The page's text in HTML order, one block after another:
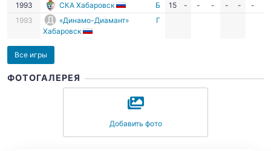
1993
СКА Хабаровск Б 15 - - - - - -
1993
«Динамо-Диамант»
Хабаровск
Г
Все игры
ФОТОГАЛЕРЕЯ
Добавить фото